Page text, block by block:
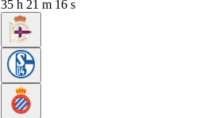
35 h 21 m 15 s